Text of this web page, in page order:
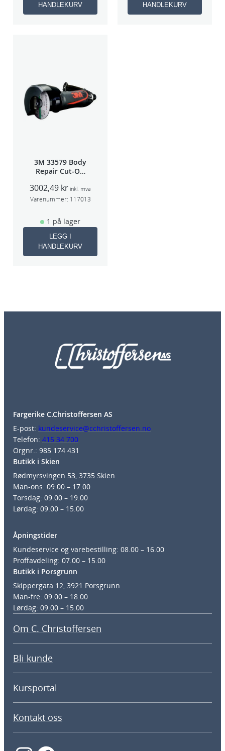
HANDLEKURV
HANDLEKURV
3M 33579 Body
Repair Cut-Off
75mm
3002,49 kr inkl. mva
Varenummer: 117013
1 på lager
LEGG I
HANDLEKURV
Fargerike C.Christoffersen AS
E-post: kundeservice@cchristoffersen.no
Telefon: 415 34 700
Orgnr.: 985 174 431
Butikk i Skien
Rødmyrsvingen 53, 3735 Skien
Man-ons: 09.00 – 17.00
Torsdag: 09.00 – 19.00
Lørdag: 09.00 – 15.00
Åpningstider
Kundeservice og varebestilling: 08.00 – 16.00
Proffavdeling: 07.00 – 15.00
Butikk i Porsgrunn
Skippergata 12, 3921 Porsgrunn
Man-fre: 09.00 – 18.00
Lørdag: 09.00 – 15.00
Om C. Christoffersen
Bli kunde
Kursportal
Kontakt oss